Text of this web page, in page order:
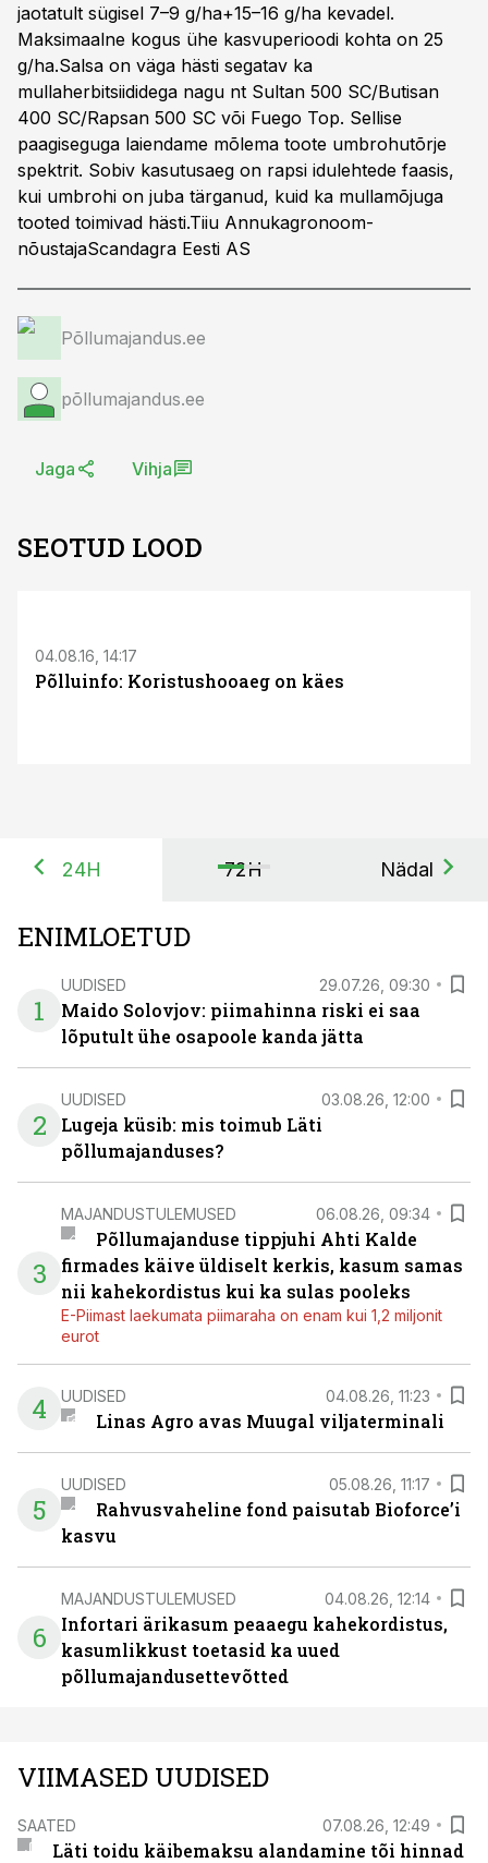
jaotatult sügisel 7–9 g/ha+15–16 g/ha kevadel.
Maksimaalne kogus ühe kasvuperioodi kohta on 25
g/ha.Salsa on väga hästi segatav ka
mullaherbitsiididega nagu nt Sultan 500 SC/Butisan
400 SC/Rapsan 500 SC või Fuego Top. Sellise
paagiseguga laiendame mõlema toote umbrohutõrje
spektrit. Sobiv kasutusaeg on rapsi idulehtede faasis,
kui umbrohi on juba tärganud, kuid ka mullamõjuga
tooted toimivad hästi.Tiiu Annukagronoom-
nõustajaScandagra Eesti AS
Põllumajandus.ee
põllumajandus.ee
Jaga Vihja
SEOTUD LOOD
04.08.16, 14:17
Põlluinfo: Koristushooaeg on käes
24H 72H Nädal
ENIMLOETUD
1
UUDISED 29.07.26, 09:30
Maido Solovjov: piimahinna riski ei saa
lõputult ühe osapoole kanda jätta
2
UUDISED 03.08.26, 12:00
Lugeja küsib: mis toimub Läti
põllumajanduses?
3
MAJANDUSTULEMUSED 06.08.26, 09:34
Põllumajanduse tippjuhi Ahti Kalde
firmades käive üldiselt kerkis, kasum samas
nii kahekordistus kui ka sulas pooleks
E-Piimast laekumata piimaraha on enam kui 1,2 miljonit
eurot
4 UUDISED 04.08.26, 11:23
Linas Agro avas Muugal viljaterminali
5
UUDISED 05.08.26, 11:17
Rahvusvaheline fond paisutab Bioforce’i
kasvu
6
MAJANDUSTULEMUSED 04.08.26, 12:14
Infortari ärikasum peaaegu kahekordistus,
kasumlikkust toetasid ka uued
põllumajandusettevõtted
VIIMASED UUDISED
SAATED 07.08.26, 12:49
Läti toidu käibemaksu alandamine tõi hinnad